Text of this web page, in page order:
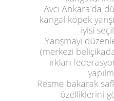
Avcı Ankara'da
kangal köpek
iyisi
Yarışmayı
(merkezi
ırkları
Resme bakarak
özelliklerini